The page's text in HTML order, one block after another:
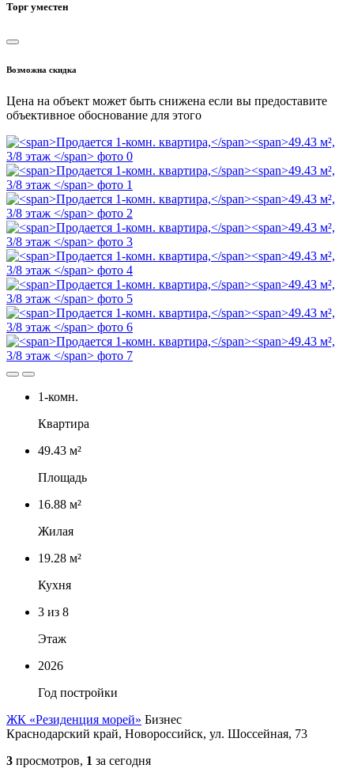
Торг уместен
Возможна скидка
Цена на объект может быть снижена если вы предоставите
объективное обоснование для этого
1-комн.
Квартира
49.43 м²
Площадь
16.88 м²
Жилая
19.28 м²
Кухня
3 из 8
Этаж
2026
Год постройки
ЖК «Резиденция морей» Бизнес
Краснодарский край, Новороссийск, ул. Шоссейная, 73
3 просмотров, 1 за сегодня